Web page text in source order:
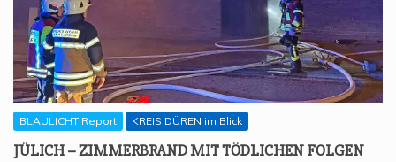
BLAULICHT Report KREIS DÜREN im Blick
JÜLICH – ZIM­MER­BRAND MIT TÖD­LI­CHEN FOLGEN